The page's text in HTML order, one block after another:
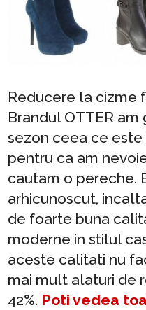
Reducere la cizme
Brandul OTTER am
sezon ceea ce
pentru ca am
cautam o pereche.
arhicunoscut,
de foarte buna
moderne in stilul
aceste calitati nu
mai mult alaturi de
42%. Poti vedea